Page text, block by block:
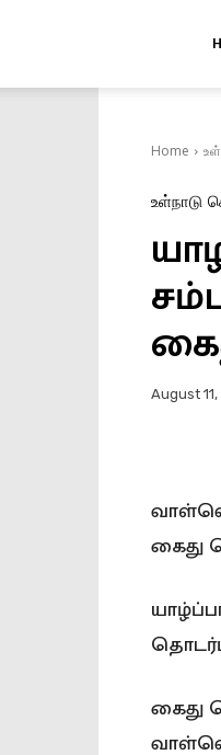
Home
உள்நாடு
August 11,
கைது
கைது